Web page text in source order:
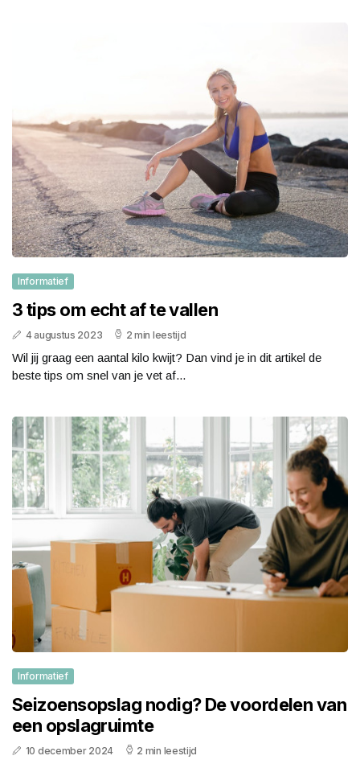
Informatief
3 tips om echt af te vallen
4 augustus 2023 2 min leestijd
Wil jij graag een aantal kilo kwijt? Dan vind je in dit artikel de
beste tips om snel van je vet af...
Informatief
Seizoensopslag nodig? De voordelen van
een opslagruimte
10 december 2024 2 min leestijd